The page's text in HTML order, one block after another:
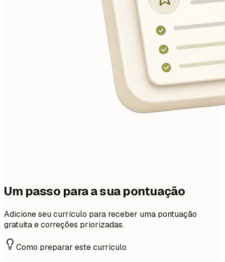
Um passo para a sua pontuação
Adicione seu currículo para receber uma pontuação
gratuita e correções priorizadas.
Como preparar este currículo